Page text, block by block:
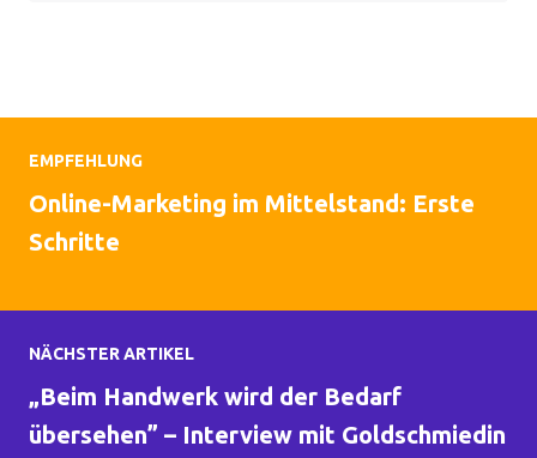
EMPFEHLUNG
Online-Marketing im Mittelstand: Erste
Schritte
NÄCHSTER ARTIKEL
​„Beim Handwerk wird der Bedarf
übersehen” – Interview mit Goldschmiedin